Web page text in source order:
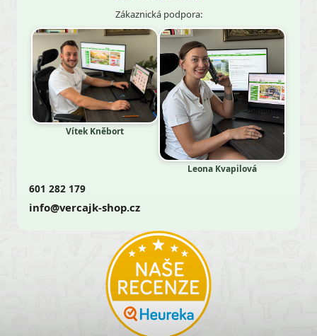
Zákaznická podpora:
Vítek Kněbort
Leona Kvapilová
601 282 179
info@vercajk-shop.cz